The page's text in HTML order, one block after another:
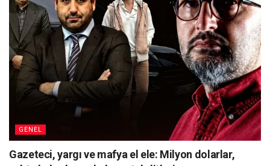
GENEL
Gazeteci, yargı ve mafya el ele: Milyon dolarlar,